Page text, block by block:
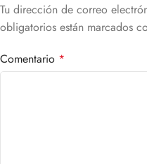
Tu dirección de correo
obligatorios están marcados
Comentario *